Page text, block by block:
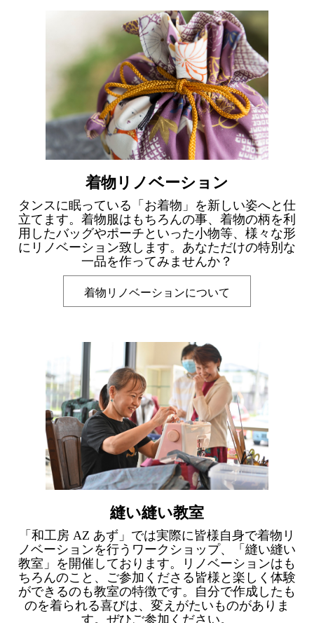
着物リノベーション
タンスに眠っている「お着物」を新しい姿へと仕
立てます。着物服はもちろんの事、着物の柄を利
用したバッグやポーチといった小物等、様々な形
にリノベーション致します。あなただけの特別な
一品を作ってみませんか？
着物リノベーションについて
縫い縫い教室
「和工房 AZ あず」では実際に皆様自身で着物リ
ノベーションを行うワークショップ、「縫い縫い
教室」を開催しております。リノベーションはも
ちろんのこと、ご参加くださる皆様と楽しく体験
ができるのも教室の特徴です。自分で作成したも
のを着られる喜びは、変えがたいものがありま
す。ぜひご参加ください。